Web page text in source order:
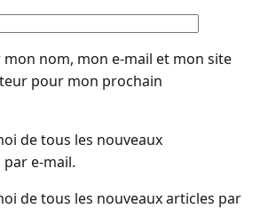
nom, mon e-mail et mon site
pour mon prochain
de tous les nouveaux
e-mail.
de tous les nouveaux articles par